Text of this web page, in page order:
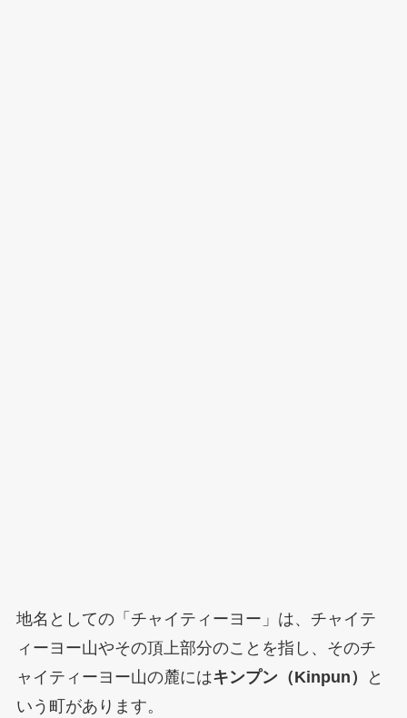
地名としての「チャイティーヨー」は、チャイテ
ィーヨー山やその頂上部分のことを指し、そのチ
ャイティーヨー山の麓にはキンプン（Kinpun）
と
いう町があります。